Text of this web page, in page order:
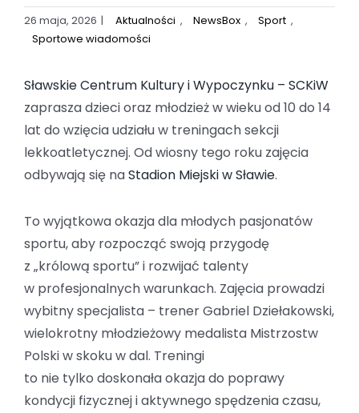
26 maja, 2026 | Aktualności , NewsBox , Sport ,
Sportowe wiadomości
Sławskie Centrum Kultury i Wypoczynku – SCKiW
zaprasza dzieci oraz młodzież w wieku od 10 do 14
lat do wzięcia udziału w treningach sekcji
lekkoatletycznej. Od wiosny tego roku zajęcia
odbywają się naStadion Miejski w Sławie.
To wyjątkowa okazja dla młodych pasjonatów
sportu, aby rozpocząć swoją przygodę
z „królową sportu” i rozwijać talenty
w profesjonalnych warunkach. Zajęcia prowadzi
wybitny specjalista – trener Gabriel Dziełakowski,
wielokrotny młodzieżowy medalista Mistrzostw
Polski w skoku w dal. Treningi
to nie tylko doskonała okazja do poprawy
kondycji fizycznej i aktywnego spędzenia czasu,